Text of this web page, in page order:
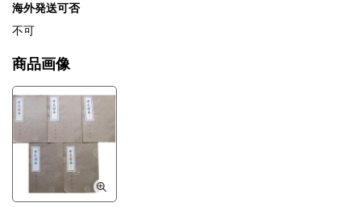
海外発送可否
不可
商品画像